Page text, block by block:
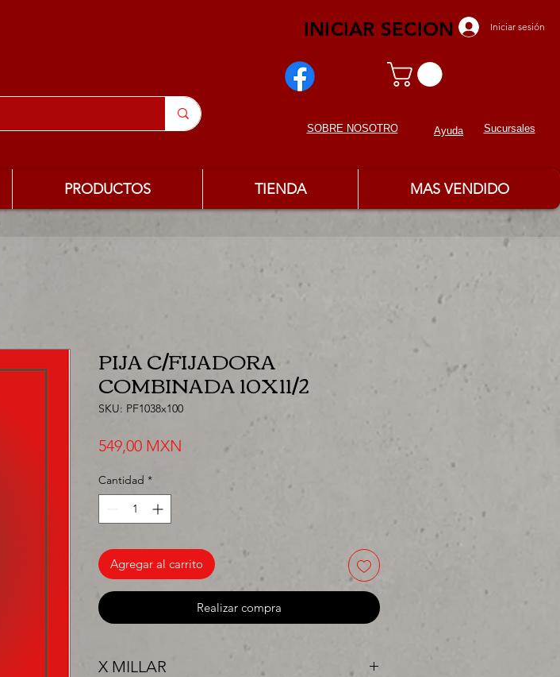
Iniciar sesión
INICIAR SECION
SOBRE NOSOTROS Ayuda Sucursales
PRODUCTOS TIENDA MAS VENDIDO
PIJA C/FIJADORA
COMBINADA 10X11/2
SKU: PF1038x100
549,00 MXN
Cantidad *
Agregar al carrito
Realizar compra
X MILLAR